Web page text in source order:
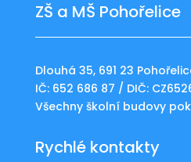
ZŠ a MŠ Pohořelice
Dlouhá 35, 691 23
IČ: 652 686 87 / DIČ:
Všechny školní budovy
Rychlé kontakty